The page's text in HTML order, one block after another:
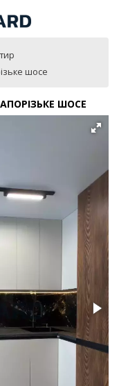
шосе
ШОСЕ